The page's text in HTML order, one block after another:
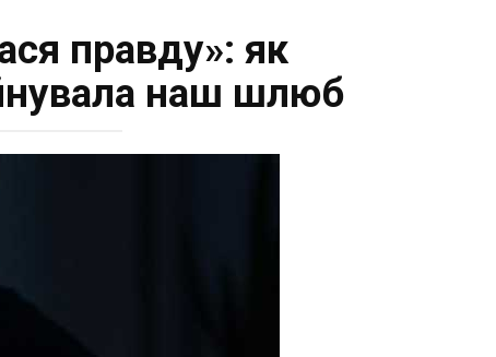
правду»: як
наш шлюб